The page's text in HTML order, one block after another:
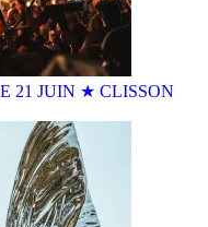
21 JUIN ★ CLISSON